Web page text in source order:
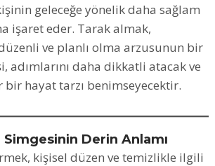
geleceğe yönelik daha sağlam
işaret eder. Tarak almak,
ve planlı olma arzusunun bir
adımlarını daha dikkatli atacak ve
hayat tarzı benimseyecektir.
Simgesinin Derin Anlamı
kişisel düzen ve temizlikle ilgili